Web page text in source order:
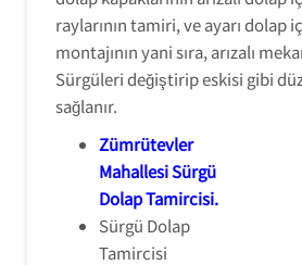
raylarının tamiri, ve ayarı dolap
montajının yani sıra, arızalı
Sürgüleri değiştirip eskisi gibi
sağlanır.
Zümrütevler
Mahallesi Sürgü
Dolap Tamircisi.
Sürgü Dolap
Tamircisi